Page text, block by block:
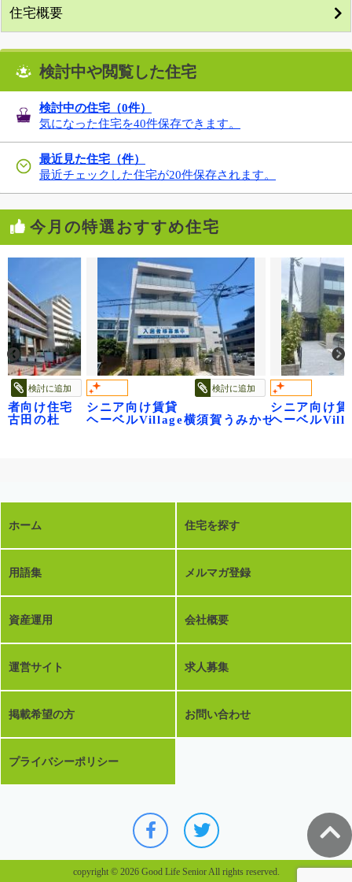
住宅概要
検討中や閲覧した住宅
検討中の住宅（0件）
気になった住宅を40件保存できます。
最近見た住宅（件）
最近チェックした住宅が20件保存されます。
今月の特選おすすめ住宅
フロレゾン
検討に追加
者向け住宅
古田の杜
検討に追加
シニア向け賃貸
ヘーベルVillage横須賀うみかぜ公園
シニア向け賃
ヘーベル
ホーム 住宅を探す
用語集 メルマガ登録
資産運用 会社概要
運営サイト 求人募集
掲載希望の方 お問い合わせ
プライバシーポリシー
copyright © 2026 Good Life Senior All rights reserved.